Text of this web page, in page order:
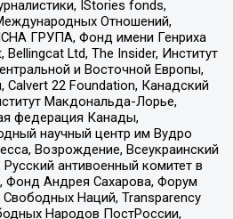
IStories fonds,
Отношений,
ГРУПА, Фонд имени Генриха
Bellingcat Ltd, The Insider, Институт
и Восточной Европы,
22 Foundation, Канадский
Макдональда-Лорье,
федерация Канады,
научный центр им Вудро
Возрождение, Всеукраинский
антивоенный комитет в
Андрея Сахарова, Форум
Наций, Transparеncy
Народов ПостРоссии,